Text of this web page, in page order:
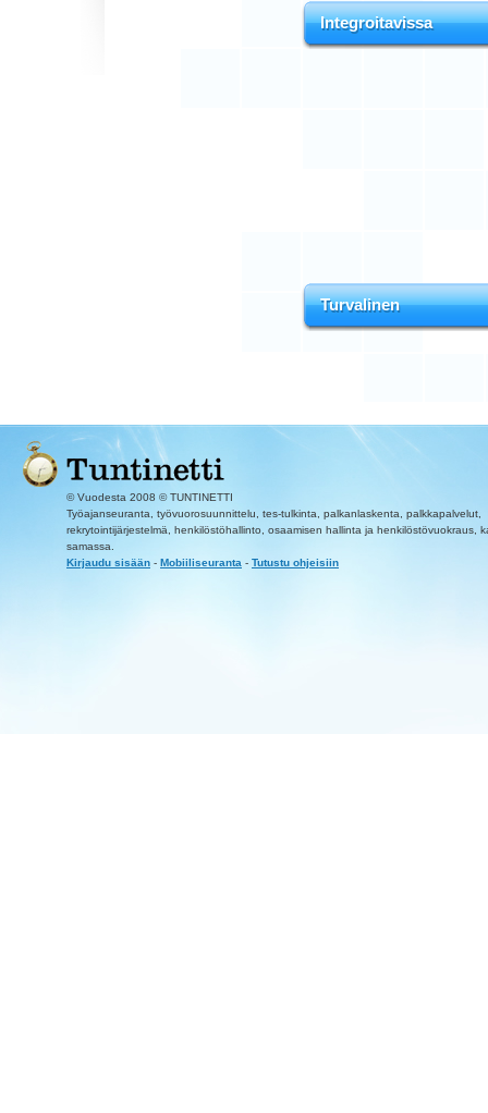
Integroitavissa
Turvalinen
© Vuodesta 2008 © TUNTINETTI
Työajanseuranta, työvuorosuunnittelu, tes-tulkinta, palkanlaskenta, palkkapalvelut,
rekrytointijärjestelmä, henkilöstöhallinto, osaamisen hallinta ja henkilöstövuokraus,
samassa.
Kirjaudu sisään - Mobiiliseuranta - Tutustu ohjeisiin